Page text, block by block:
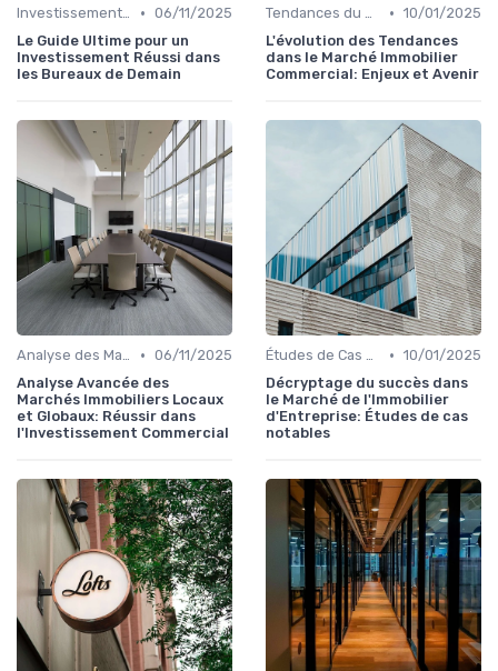
Investissements Immobiliers Stratégiques • 06/11/2025
Le Guide Ultime pour un
Investissement Réussi dans
les Bureaux de Demain
Tendances du Marché Immobilier Commercial • 10/01/2025
L'évolution des Tendances
dans le Marché Immobilier
Commercial: Enjeux et Avenir
Analyse des Marchés Locaux et Globaux • 06/11/2025
Analyse Avancée des
Marchés Immobiliers Locaux
et Globaux: Réussir dans
l'Investissement Commercial
Études de Cas et Exemples de Réussite • 10/01/2025
Décryptage du succès dans
le Marché de l'Immobilier
d'Entreprise: Études de cas
notables